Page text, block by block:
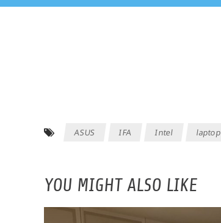
ASUS IFA Intel laptop
YOU MIGHT ALSO LIKE